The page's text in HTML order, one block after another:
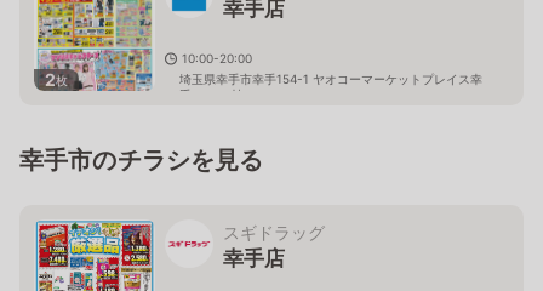
2枚
幸手店
10:00-20:00
埼玉県幸手市幸手154-1 ヤオコーマーケットプレイス幸
手ＳＣ Ａ棟
幸手市のチラシを見る
スギドラッグ
幸手店